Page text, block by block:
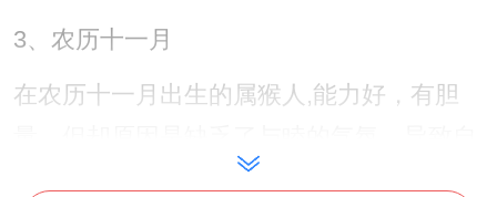
3、农历十一月
在农历十一月出生的属猴人,能力好，有胆
己也是难以得到了亲友帮助，这月出生的属